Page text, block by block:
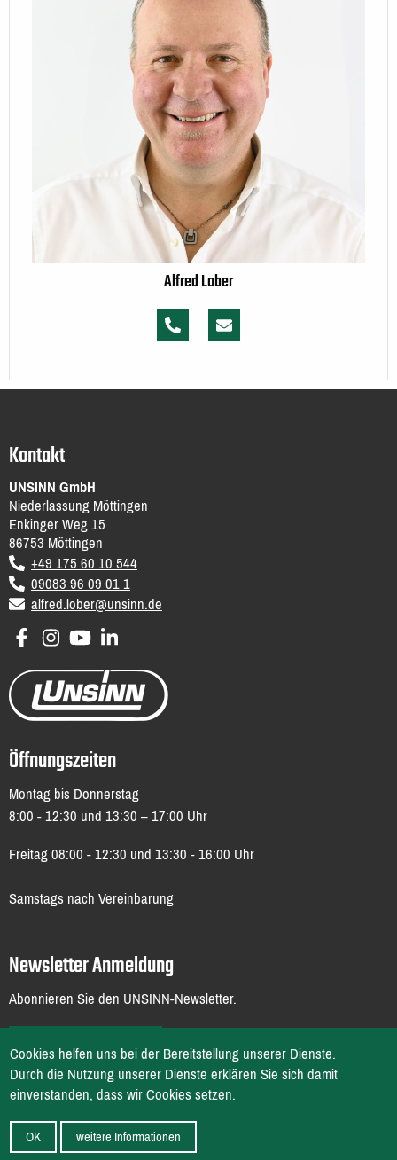
Alfred Lober
Kontakt
UNSINN GmbH
Niederlassung Möttingen
Enkinger Weg 15
86753Möttingen
DE +49 175 60 10 544
09083 96 09 01 1
email
alfred.lober@unsinn.de
Öffnungszeiten
Montag bis Donnerstag
8:00 - 12:30 und 13:30 – 17:00 Uhr
Freitag 08:00 - 12:30 und 13:30 - 16:00 Uhr
Samstags nach Vereinbarung
Newsletter Anmeldung
Abonnieren Sie den UNSINN-Newsletter.
ZUR ANMELDUNG
Impressum
Cookies helfen uns bei der Bereitstellung unserer Dienste.
Durch die Nutzung unserer Dienste erklären Sie sich damit
einverstanden, dass wir Cookies setzen.
OK weitere Informationen